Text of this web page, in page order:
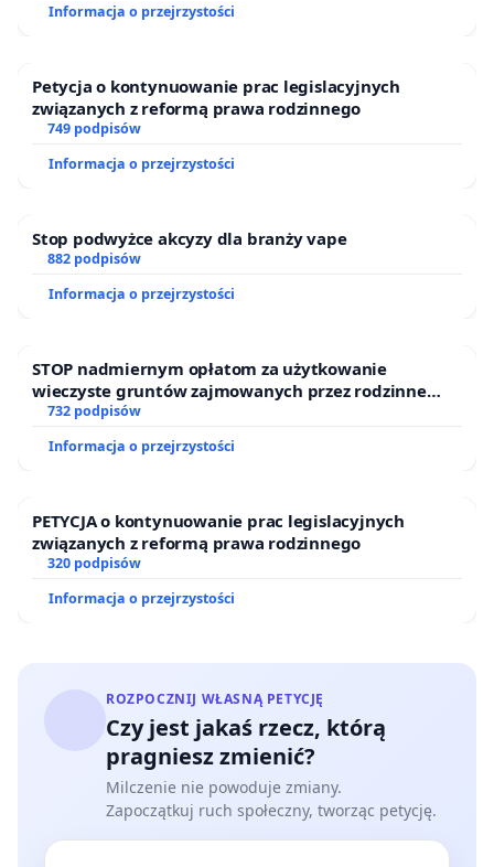
Informacja o przejrzystości
Petycja o kontynuowanie prac legislacyjnych
związanych z reformą prawa rodzinnego
749 podpisów
Informacja o przejrzystości
Stop podwyżce akcyzy dla branży vape
882 podpisów
Informacja o przejrzystości
STOP nadmiernym opłatom za użytkowanie
wieczyste gruntów zajmowanych przez rodzinne
ogrody działkowe.
732 podpisów
Informacja o przejrzystości
PETYCJA o kontynuowanie prac legislacyjnych
związanych z reformą prawa rodzinnego
320 podpisów
Informacja o przejrzystości
ROZPOCZNIJ WŁASNĄ PETYCJĘ
Czy jest jakaś rzecz, którą
pragniesz zmienić?
Milczenie nie powoduje zmiany.
Zapoczątkuj ruch społeczny, tworząc petycję.